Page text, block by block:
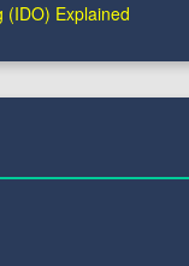
(IDO) Explained